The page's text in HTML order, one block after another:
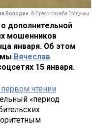
Володин © Пресс-служба Госдумы
дополнительной
мошенников
января. Об этом
Вячеслав
15 января.
чтении
«период